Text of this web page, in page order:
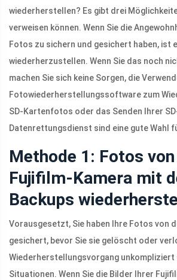
wiederherstellen? Es gibt drei
verweisen können. Wenn Sie die
Fotos zu sichern und gesichert haben, ist
wiederherzustellen. Wenn Sie das noch
machen Sie sich keine Sorgen, die
Fotowiederherstellungssoftware zum
SD-Kartenfotos oder das Senden Ihrer
Datenrettungsdienst sind eine gute Wahl
Methode 1: Fotos
Fujifilm-Kamera mit
Backups
Vorausgesetzt, Sie haben Ihre Fotos von
gesichert, bevor Sie sie gelöscht oder
Wiederherstellungsvorgang unkompliziert
Situationen. Wenn Sie die Bilder Ihrer